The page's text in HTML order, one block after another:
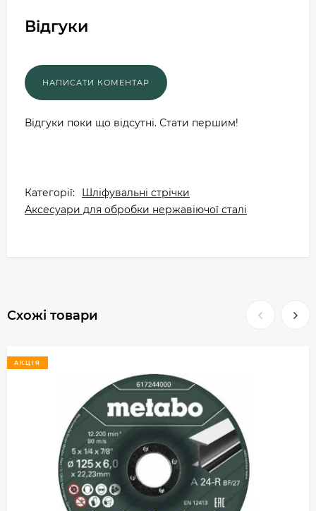
Відгуки
Відгуки поки що відсутні. Стати першим!
Категорії:
Шліфувальні стрічки
Аксесуари для обробки нержавіючої сталі
Схожі товари
АКЦІЯ